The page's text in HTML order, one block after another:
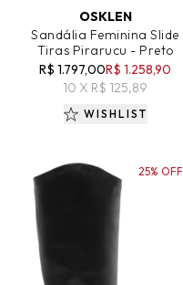
OSKLEN
Sandália Feminina Slide
Tiras Pirarucu - Preto
R$ 1.797,00R$ 1.258,90
10 X R$ 125,89
WISHLIST
25% OFF